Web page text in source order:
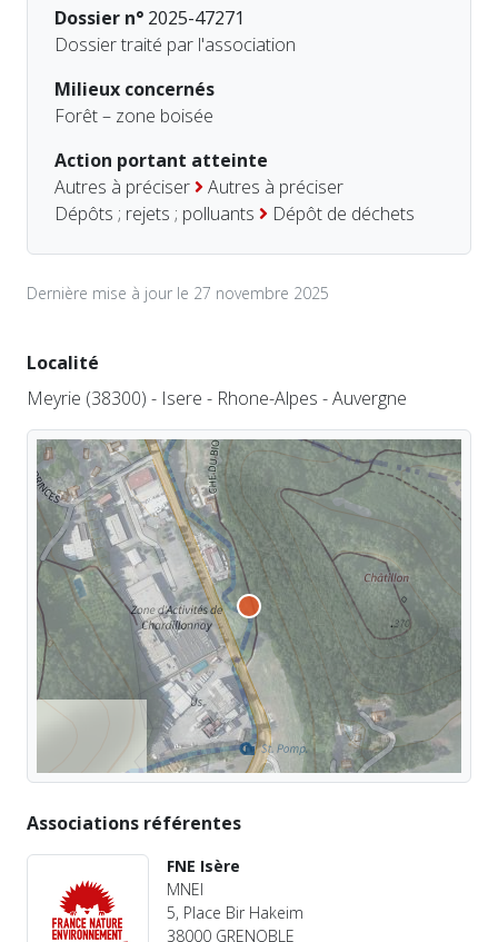
Dossier n° 2025-47271
Dossier traité par l'association
Milieux concernés
Forêt – zone boisée
Action portant atteinte
Autres à préciser
Autres à préciser
Dépôts ; rejets ; polluants
Dépôt de déchets
Dernière mise à jour le 27 novembre 2025
Localité
Meyrie (38300) - Isere - Rhone-Alpes - Auvergne
Associations référentes
FNE Isère
MNEI
5, Place Bir Hakeim
38000 GRENOBLE